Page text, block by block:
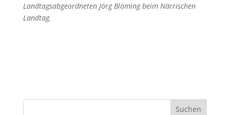
Landtagsabgeordneten Jörg Blöming beim Närrischen
Landtag.
Suchen